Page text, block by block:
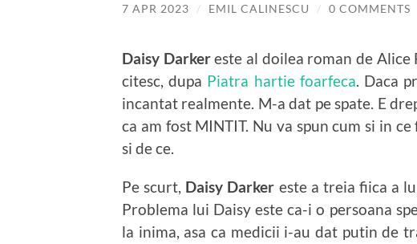
7 APR 2023 / EMIL CALINESCU / 0 COMMENTS
Daisy Darkereste al doilea roman de Alice
citesc, dupa Piatra hartie foarfeca. Daca
incantat realmente. M-a dat pe spate. E
ca am fost MINTIT. Nu va spun cum si in
si de ce.
Pe scurt, Daisy Darker este a treia fiica a
Problema lui Daisy este ca-i o persoana
la inima, asa ca medicii i-au dat putin de